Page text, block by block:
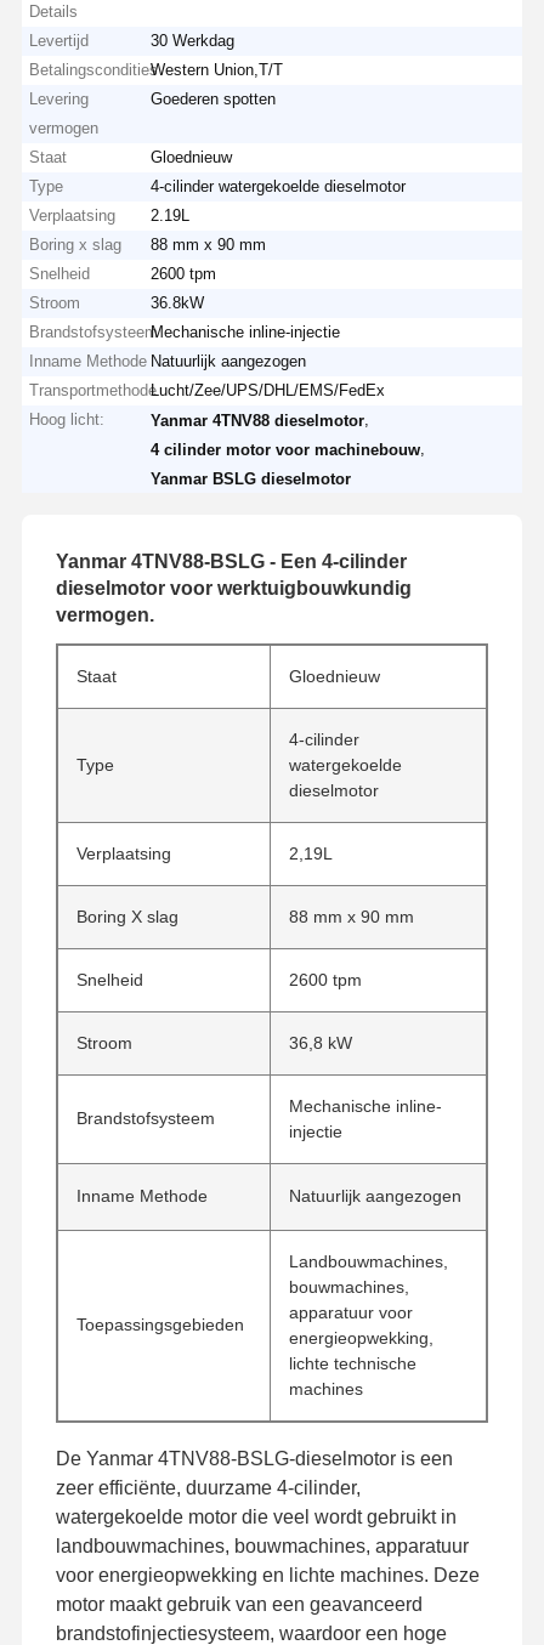
Details
Levertijd
30 Werkdag
BetalingsconditiesWestern Union,T/T
Levering
vermogen
Goederen spotten
Staat
Gloednieuw
Type
4-cilinder watergekoelde dieselmotor
Verplaatsing
2.19L
Boring x slag
88 mm x 90 mm
Snelheid
2600 tpm
Stroom
36.8kW
BrandstofsysteemMechanische inline-injectie
Inname Methode Natuurlijk aangezogen
TransportmethodeLucht/Zee/UPS/DHL/EMS/FedEx
Hoog licht:
Yanmar 4TNV88 dieselmotor
4 cilinder motor voor machinebouw
Yanmar BSLG dieselmotor
Yanmar 4TNV88-BSLG - Een 4-cilinder
dieselmotor voor werktuigbouwkundig
vermogen.
Staat Gloednieuw
Type
4-cilinder
watergekoelde
dieselmotor
Verplaatsing 2,19L
Boring X slag 88 mm x 90 mm
Snelheid 2600 tpm
Stroom 36,8 kW
Brandstofsysteem
Mechanische inline-
injectie
Inname Methode Natuurlijk aangezogen
Toepassingsgebieden
Landbouwmachines,
bouwmachines,
apparatuur voor
energieopwekking,
lichte technische
machines
De Yanmar 4TNV88-BSLG-dieselmotor is een
zeer efficiënte, duurzame 4-cilinder,
watergekoelde motor die veel wordt gebruikt in
landbouwmachines, bouwmachines, apparatuur
voor energieopwekking en lichte machines. Deze
motor maakt gebruik van een geavanceerd
brandstofinjectiesysteem, waardoor een hoge